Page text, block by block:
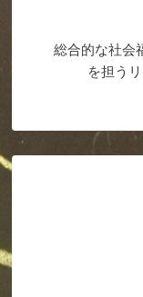
総合的な社会
を担う